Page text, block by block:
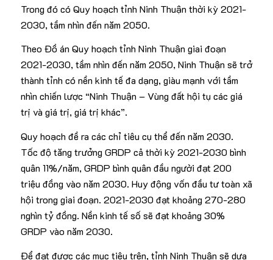
Trong đó có Quy hoạch tỉnh Ninh Thuận thời kỳ 2021-
2030, tầm nhìn đến năm 2050.
Theo Đồ án Quy hoạch tỉnh Ninh Thuận giai đoạn
2021-2030, tầm nhìn đến năm 2050, Ninh Thuận sẽ trở
thành tỉnh có nền kinh tế đa dạng, giàu mạnh với tầm
nhìn chiến lược “Ninh Thuận – Vùng đất hội tụ các giá
trị và giá trị, giá trị khác”.
Quy hoạch đề ra các chỉ tiêu cụ thể đến năm 2030.
Tốc độ tăng trưởng GRDP cả thời kỳ 2021-2030 bình
quân 11%/năm, GRDP bình quân đầu người đạt 200
triệu đồng vào năm 2030. Huy động vốn đầu tư toàn xã
hội trong giai đoạn. 2021-2030 đạt khoảng 270-280
nghìn tỷ đồng. Nền kinh tế số sẽ đạt khoảng 30%
GRDP vào năm 2030.
Để đạt được các mục tiêu trên, tỉnh Ninh Thuận sẽ dựa